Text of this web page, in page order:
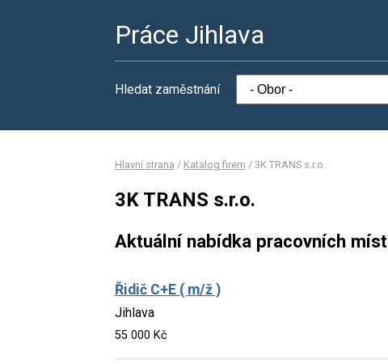
Práce Jihlava
Hledat zaměstnání
Hlavní strana / Katalog firem / 3K TRANS s.r.o.
3K TRANS s.r.o.
Aktuální nabídka pracovních míst
Řidič C+E ( m/ž )
Jihlava
55 000 Kč